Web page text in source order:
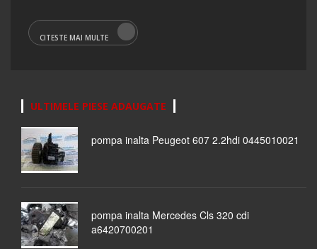
CITESTE MAI MULTE
ULTIMELE PIESE ADAUGATE
pompa inalta Peugeot 607 2.2hdi 0445010021
pompa inalta Mercedes Cls 320 cdi
a6420700201